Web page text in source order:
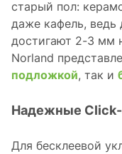
старый пол:
даже кафель,
достигают 2-3 мм
Norland
подложкой, так и
Надежные
Для бесклеевой